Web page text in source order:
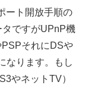
ート開放手順の
ですがUPnP機
それにDSや
なります。もし
やネットTV）